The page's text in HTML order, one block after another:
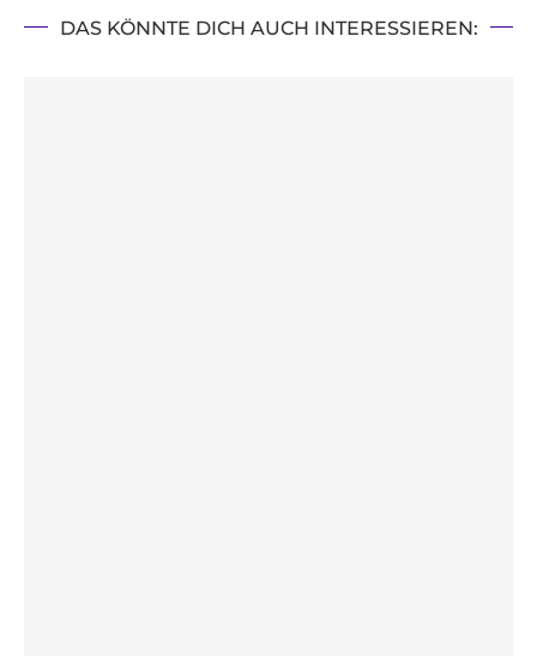
DAS KÖNNTE DICH AUCH INTERESSIEREN: